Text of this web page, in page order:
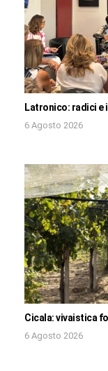
Latronico: radici e
6 Agosto 2026
Cicala: vivaistica
6 Agosto 2026